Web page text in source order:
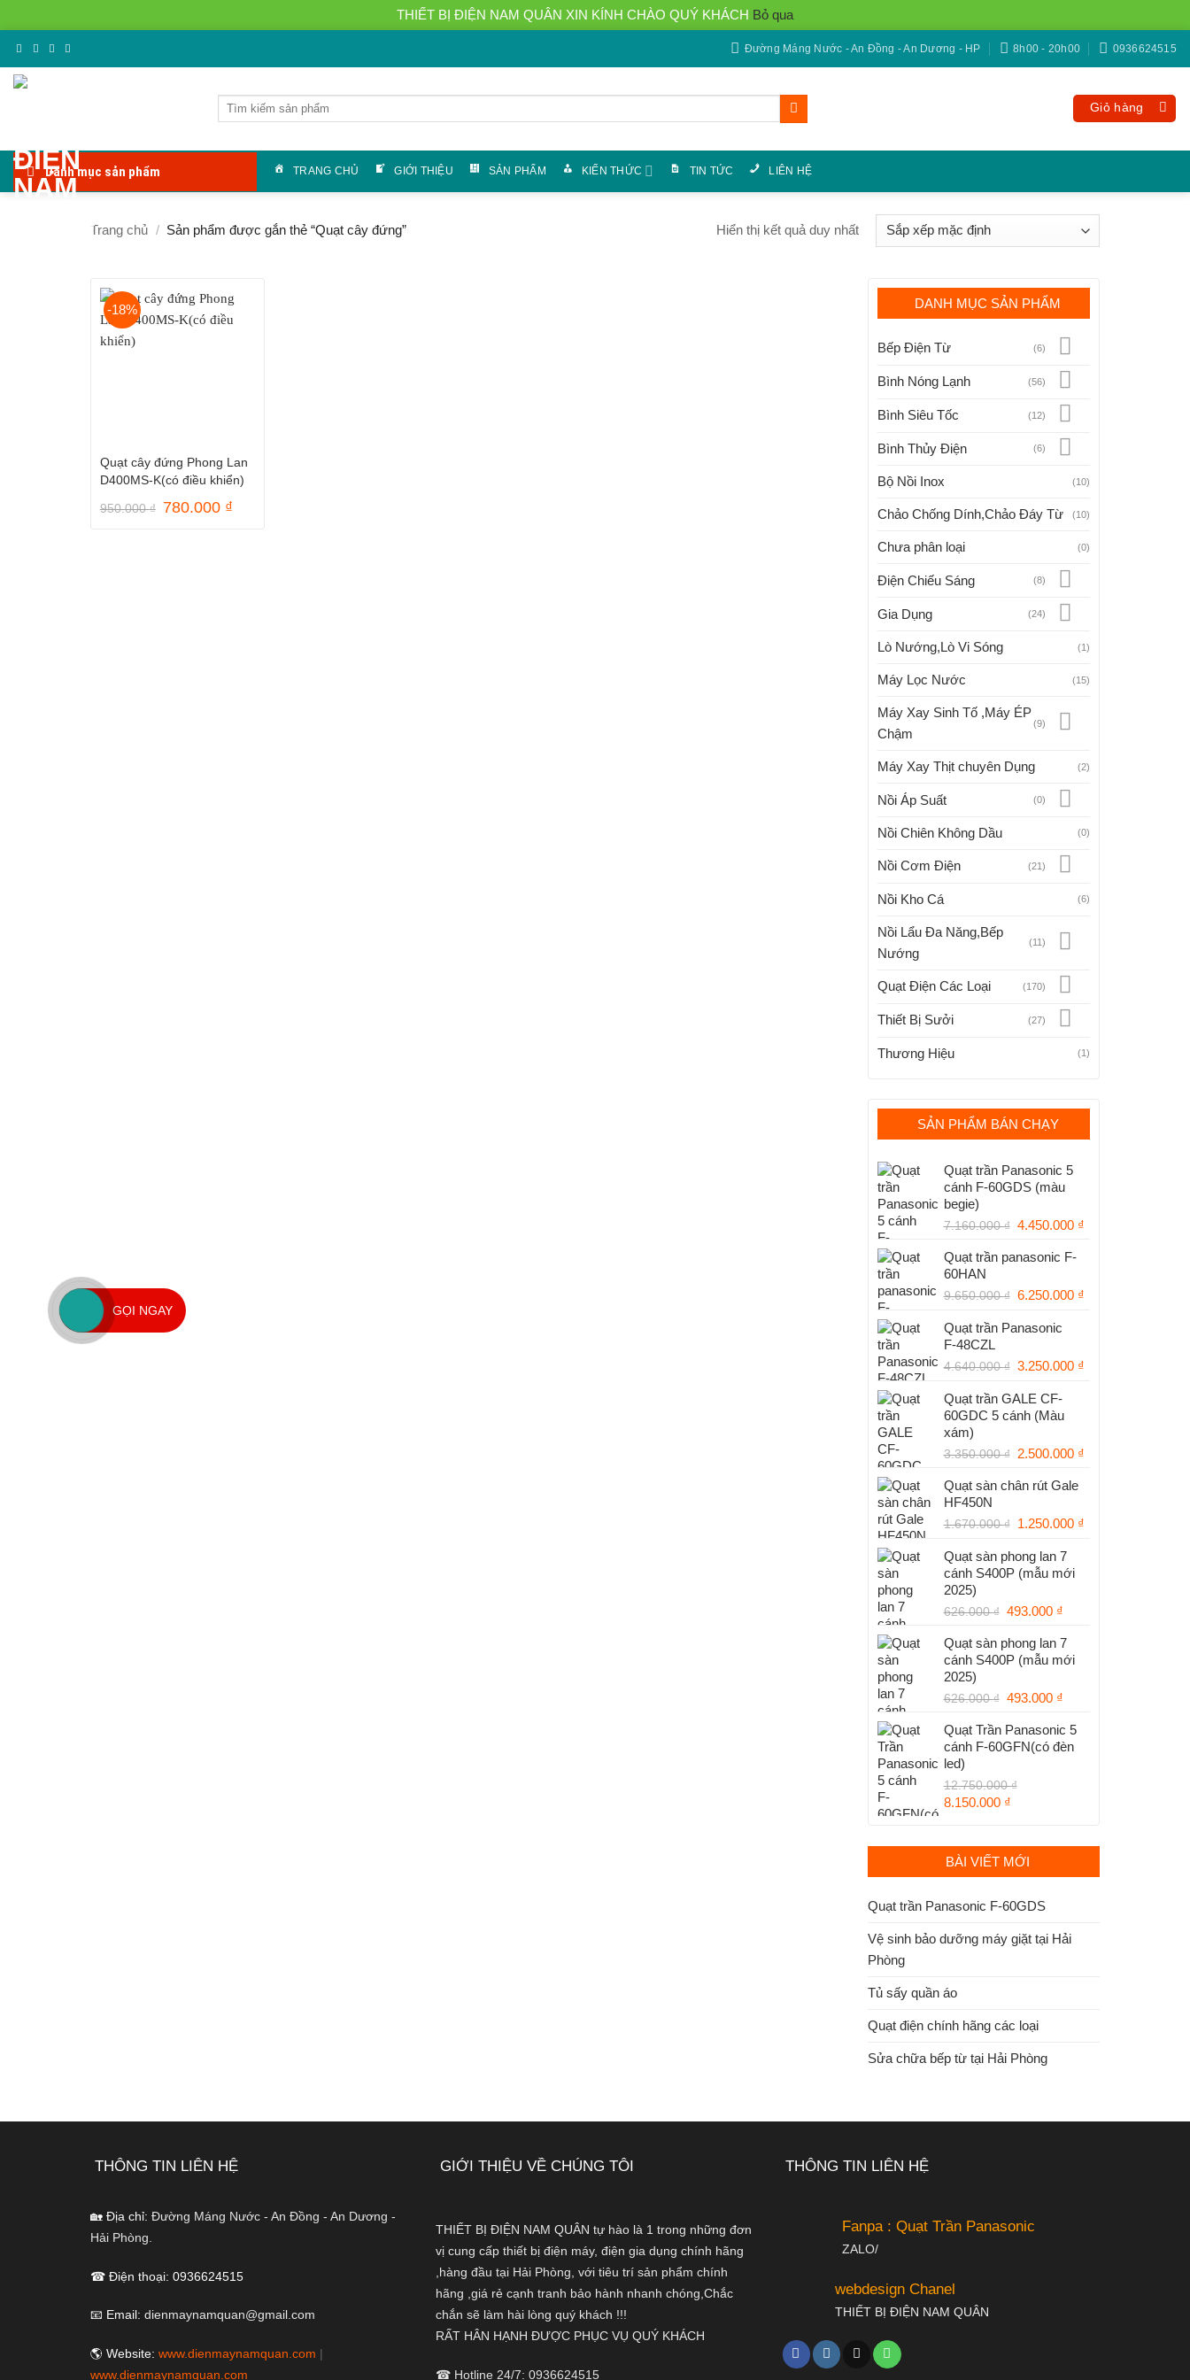
THIẾT BỊ ĐIỆN NAM QUÂN XIN KÍNH CHÀO QUÝ KHÁCH Bỏ qua
nội
Đường Máng Nước - An Đồng - An Dương - HP 8h00 - 20h00 0936624515
Tìm
Giỏ hàng
Danh mục sản phẩm TRANG CHỦ GIỚI THIỆU SẢN PHẨM KIẾN THỨC TIN TỨC LIÊN HỆ
Trang chủ / Sản phẩm được gắn thẻ “Quạt cây đứng” Hiển thị kết quả duy nhất
-18%
Quạt cây đứng Phong Lan
D400MS-K(có điều khiển)
950.000₫ Giá
780.000 ₫Giá
DANH MỤC SẢN PHẨM
Bếp Điện Từ (6)
Bình Nóng Lạnh (56)
Bình Siêu Tốc (12)
Bình Thủy Điện (6)
Bộ Nồi Inox (10)
Chảo Chống Dính,Chảo Đáy Từ (10)
Chưa phân loại (0)
Điện Chiếu Sáng (8)
Gia Dụng (24)
Lò Nướng,Lò Vi Sóng (1)
Máy Lọc Nước (15)
Máy Xay Sinh Tố ,Máy ÉP
Chậm
(9)
Máy Xay Thịt chuyên Dụng (2)
Nồi Áp Suất (0)
Nồi Chiên Không Dầu (0)
Nồi Cơm Điện (21)
Nồi Kho Cá (6)
Nồi Lẩu Đa Năng,Bếp
Nướng
(11)
Quạt Điện Các Loại (170)
Thiết Bị Sưởi (27)
Thương Hiệu (1)
SẢN PHẨM BÁN CHẠY
Quạt trần Panasonic 5
cánh F-60GDS (màu
begie)
7.160.000₫ Giá
là:
4.450.000 ₫Giá
4.450.000 ₫.
Quạt trần panasonic F-
60HAN
9.650.000₫ Giá
là:
6.250.000 ₫Giá
6.250.000 ₫.
Quạt trần Panasonic
F‑48CZL
4.640.000₫ Giá
là:
4.640.000 ₫.
3.250.000 ₫Giá
Quạt trần GALE CF-
60GDC 5 cánh (Màu
xám)
3.350.000₫ Giá
là:
2.500.000 ₫Giá
2.500.000 ₫.
Quạt sàn chân rút Gale
HF450N
1.670.000₫ Giá
là:
1.670.000 ₫.
1.250.000 ₫Giá
Quạt sàn phong lan 7
cánh S400P (mẫu mới
2025)
626.000₫ Giá
là:
626.000 ₫.
493.000 ₫Giá
tại
là:
Quạt sàn phong lan 7
cánh S400P (mẫu mới
2025)
626.000₫ Giá
là:
626.000 ₫.
493.000 ₫Giá
tại
là:
Quạt Trần Panasonic 5
cánh F-60GFN(có đèn
led)
12.750.000₫
Giá
12.750.000 ₫.
8.150.000 ₫Giá
là:
BÀI VIẾT MỚI
Quạt trần Panasonic F-60GDS
Vệ sinh bảo dưỡng máy giặt tại Hải
Phòng
Tủ sấy quần áo
Quạt điện chính hãng các loại
Sửa chữa bếp từ tại Hải Phòng
THÔNG TIN LIÊN HỆ
🏡 Địa chỉ: Đường Máng Nước - An Đồng - An Dương -
Hải Phòng.
☎ Điện thoại: 0936624515
📧 Email: dienmaynamquan@gmail.com
🌎 Website: www.dienmaynamquan.com
www.dienmaynamquan.com
GIỚI THIỆU VỀ CHÚNG TÔI
THIẾT BỊ ĐIỆN NAM QUÂN tự hào là 1 trong những đơn
vị cung cấp thiết bị điện máy, điện gia dụng chính hãng
,hàng đầu tại Hải Phòng, với tiêu trí sản phẩm chính
hãng ,giá rẻ cạnh tranh bảo hành nhanh chóng,Chắc
chắn sẽ làm hài lòng quý khách !!!
RẤT HÂN HẠNH ĐƯỢC PHỤC VỤ QUÝ KHÁCH
☎ Hotline 24/7: 0936624515
THÔNG TIN LIÊN HỆ
Fanpa : Quạt Trần Panasonic
ZALO/
webdesign Chanel
THIẾT BỊ ĐIỆN NAM QUÂN
GỌI NGAY